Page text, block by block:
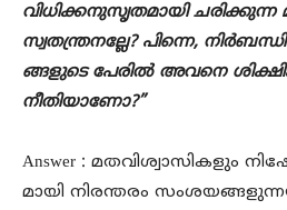
വിധിക്കനുസൃതമായി
സ്വതന്ത്രനല്ലേ? പിന്നെ,
ങ്ങളുടെ പേരിൽ അവനെ
നീതിയാണോ?”
Answer : മതവിശ്വാസികളും
മായി നിരന്തരം